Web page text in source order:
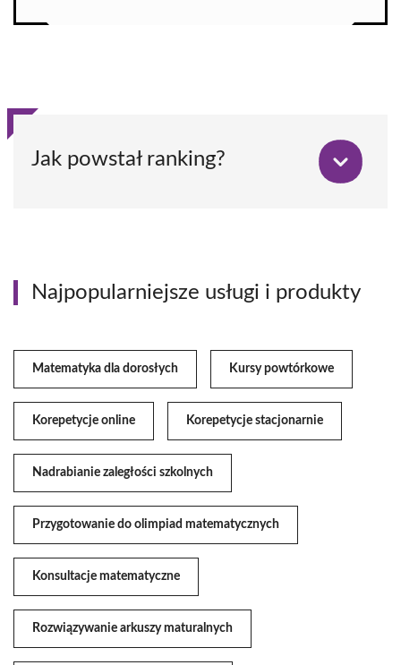
Jak powstał ranking?
Najpopularniejsze usługi i produkty
Matematyka dla dorosłych Kursy powtórkowe
Korepetycje online Korepetycje stacjonarnie
Nadrabianie zaległości szkolnych
Przygotowanie do olimpiad matematycznych
Konsultacje matematyczne
Rozwiązywanie arkuszy maturalnych